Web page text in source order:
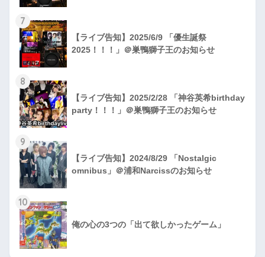
7
【ライブ告知】2025/6/9 「優生誕祭
2025！！！」＠巣鴨獅子王のお知らせ
8
【ライブ告知】2025/2/28 「神谷英希birthday
party！！！」＠巣鴨獅子王のお知らせ
9
【ライブ告知】2024/8/29 「Nostalgic
omnibus」＠浦和Narcissのお知らせ
10
俺の心の3つの「出て欲しかったゲーム」